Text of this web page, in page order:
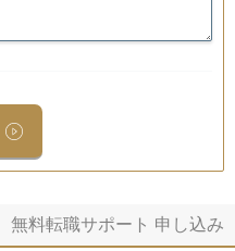
無料転職サポート 申し込み